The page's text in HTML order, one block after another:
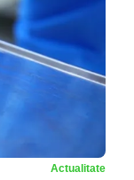
Actualitate